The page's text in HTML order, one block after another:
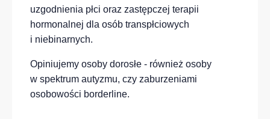
uzgodnienia płci oraz zastępczej terapii
hormonalnej dla osób transpłciowych
i niebinarnych.
Opiniujemy osoby dorosłe - również osoby
w spektrum autyzmu, czy zaburzeniami
osobowości borderline.